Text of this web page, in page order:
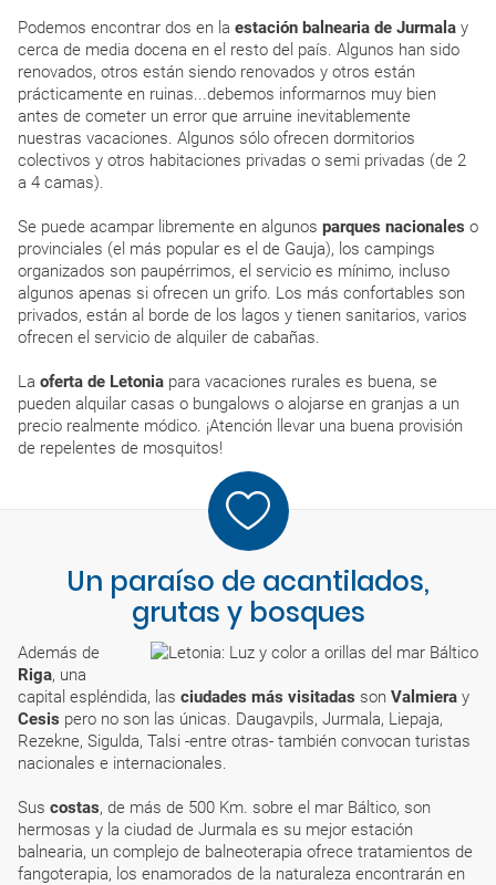
Podemos encontrar dos en la estación balnearia de Jurmala y
cerca de media docena en el resto del país. Algunos han sido
renovados, otros están siendo renovados y otros están
prácticamente en ruinas...debemos informarnos muy bien
antes de cometer un error que arruine inevitablemente
nuestras vacaciones. Algunos sólo ofrecen dormitorios
colectivos y otros habitaciones privadas o semi privadas (de 2
a 4 camas).
Se puede acampar libremente en algunos parques nacionales o
provinciales (el más popular es el de Gauja), los campings
organizados son paupérrimos, el servicio es mínimo, incluso
algunos apenas si ofrecen un grifo. Los más confortables son
privados, están al borde de los lagos y tienen sanitarios, varios
ofrecen el servicio de alquiler de cabañas.
La oferta de Letonia para vacaciones rurales es buena, se
pueden alquilar casas o bungalows o alojarse en granjas a un
precio realmente módico. ¡Atención llevar una buena provisión
de repelentes de mosquitos!
Un paraíso de acantilados,
grutas y bosques
Además de
Riga, una
capital espléndida, las ciudades más visitadas son Valmiera y
Cesis pero no son las únicas. Daugavpils, Jurmala, Liepaja,
Rezekne, Sigulda, Talsi -entre otras- también convocan turistas
nacionales e internacionales.
Sus costas, de más de 500 Km. sobre el mar Báltico, son
hermosas y la ciudad de Jurmala es su mejor estación
balnearia, un complejo de balneoterapia ofrece tratamientos de
fangoterapia, los enamorados de la naturaleza encontrarán en